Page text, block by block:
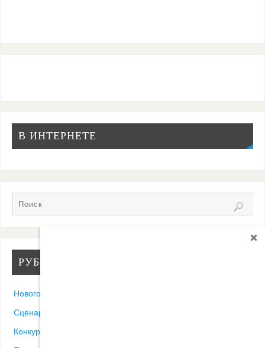
В ИНТЕРНЕТЕ
РУБРИКИ
Новогодние песни
Сценарии
Конкурсы